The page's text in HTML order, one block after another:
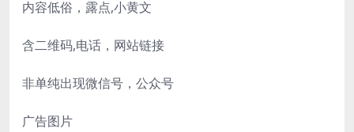
内容低俗，露点,小黄文
含二维码,电话，网站链接
非单纯出现微信号，公众号
广告图片